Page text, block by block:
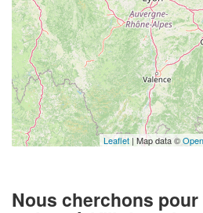
Leaflet | Map data ©
Nous cherchons